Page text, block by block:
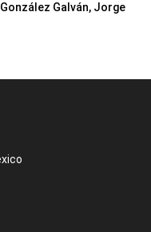
González Galván, Jorge